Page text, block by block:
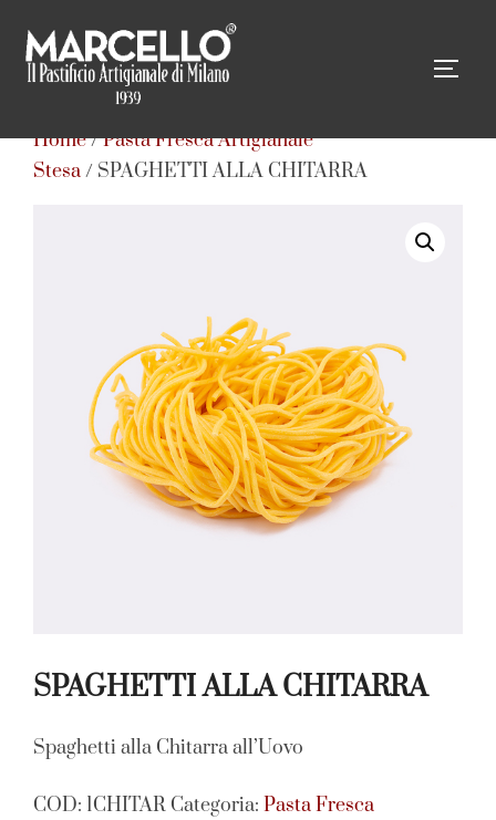
contenuto
Home/Pasta Fresca Artigianale
Stesa/ SPAGHETTI ALLA CHITARRA
SPAGHETTI ALLA CHITARRA
Spaghetti alla Chitarra all’Uovo
COD: 1CHITAR Categoria: Pasta Fresca